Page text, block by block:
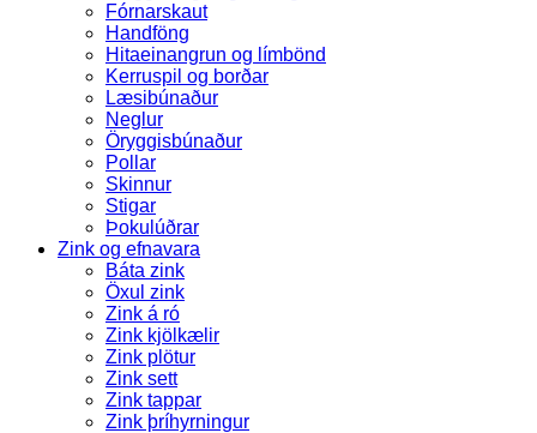
Fórnarskaut
Handföng
Hitaeinangrun og límbönd
Kerruspil og borðar
Læsibúnaður
Neglur
Öryggisbúnaður
Pollar
Skinnur
Stigar
Þokulúðrar
Zink og efnavara
Báta zink
Öxul zink
Zink á ró
Zink kjölkælir
Zink plötur
Zink sett
Zink tappar
Zink þríhyrningur